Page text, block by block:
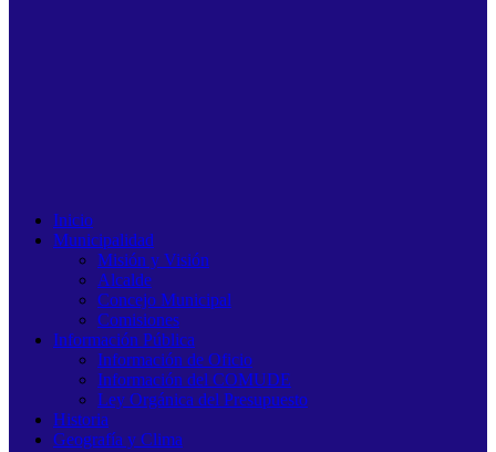
Inicio
Municipalidad
Misión y Visión
Alcalde
Concejo Municipal
Comisiones
Información Pública
Información de Oficio
Información del COMUDE
Ley Orgánica del Presupuesto
Historia
Geografía y Clima